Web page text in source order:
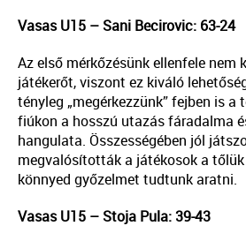
Vasas U15 – Sani Becirovic: 63-24
Az első mérkőzésünk ellenfele nem
játékerőt, viszont ez kiváló
tényleg „megérkezzünk” fejben is a
fiúkon a hosszú utazás fáradalma
hangulata. Összességében jól
megvalósították a játékosok a
könnyed győzelmet tudtunk aratni.
Vasas U15 – Stoja Pula: 39-43